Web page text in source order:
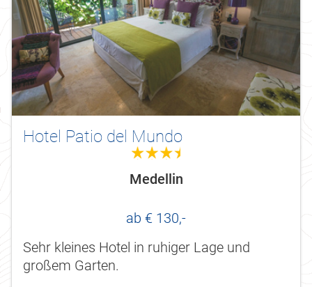
Hotel Patio del Mundo
3.5
Medellin
ab € 130,-
Sehr kleines Hotel in ruhiger Lage und
großem Garten.